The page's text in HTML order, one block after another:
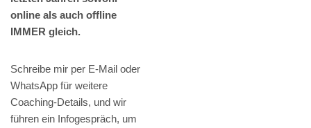
online als auch offline
IMMER gleich.
Schreibe mir per E-Mail oder
WhatsApp für weitere
Coaching-Details, und wir
führen ein Infogespräch, um